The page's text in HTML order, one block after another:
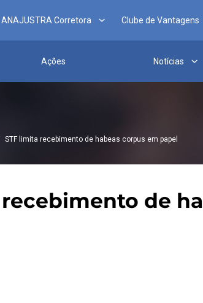
ANAJUSTRA Corretora Clube de Vantagens
Ações Notícias
STF limita recebimento de habeas corpus em papel
de